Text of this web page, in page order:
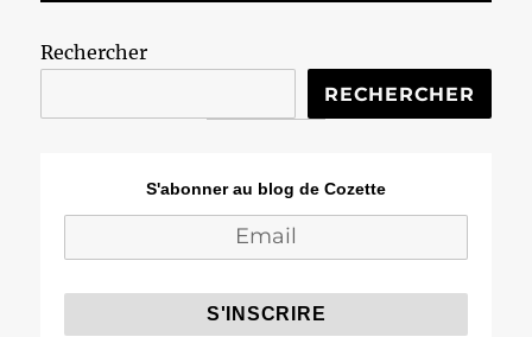
Rechercher
RECHERCHER
S'abonner au blog de Cozette